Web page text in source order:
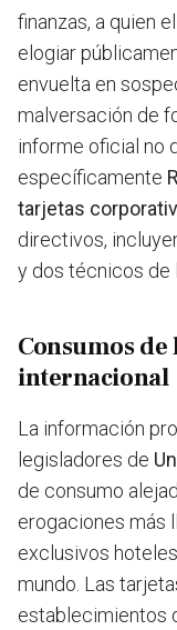
finanzas, a quien
elogiar
envuelta en
malversación de
informe oficial no
específicamente
tarjetas
directivos,
y dos técnicos de
Consumos
internacional
La información
legisladores de
de consumo
erogaciones más
exclusivos
mundo. Las
establecimientos